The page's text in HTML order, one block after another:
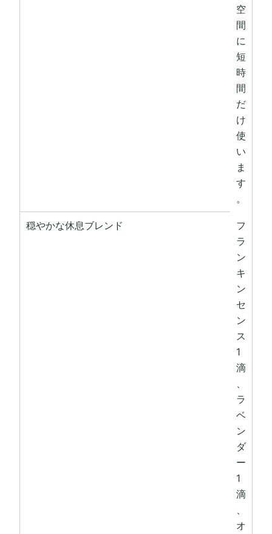
空
間
に
短
時
間
だ
け
使
い
ま
す
。
穏やかな休息ブレンド
フ
ラ
ン
キ
ン
セ
ン
ス
1
滴
ラ
ベ
ン
ダ
ー
1
滴
オ